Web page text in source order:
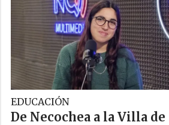
EDUCACIÓN
De Necochea a la Villa de